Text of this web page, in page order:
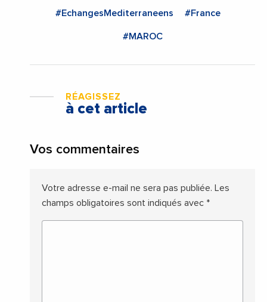
#EchangesMediterraneens #France
#MAROC
RÉAGISSEZ
à cet article
Vos commentaires
Votre adresse e-mail ne sera pas publiée. Les
champs obligatoires sont indiqués avec *